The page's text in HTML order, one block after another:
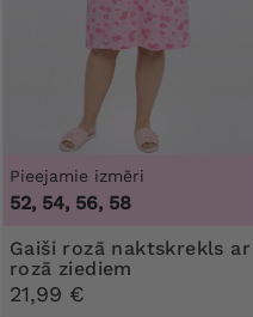
Pieejamie izmēri
52, 54, 56, 58
Gaiši rozā naktskrekls ar
rozā ziediem
21,99 €
100B,